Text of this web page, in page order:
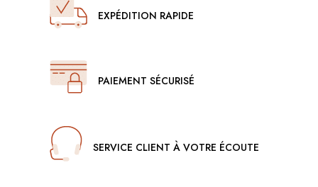
EXPÉDITION RAPIDE
PAIEMENT SÉCURISÉ
SERVICE CLIENT À VOTRE ÉCOUTE